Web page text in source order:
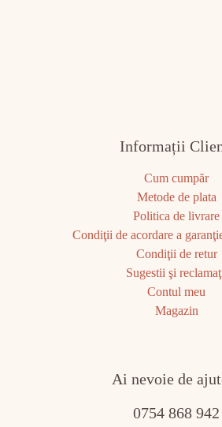
Informații
Cum cumpăr
Metode de plata
Politica de livrare
Condiţii de acordare a
Condiţii de retur
Sugestii şi
Contul meu
Magazin
Ai nevoie de
0754 868 942